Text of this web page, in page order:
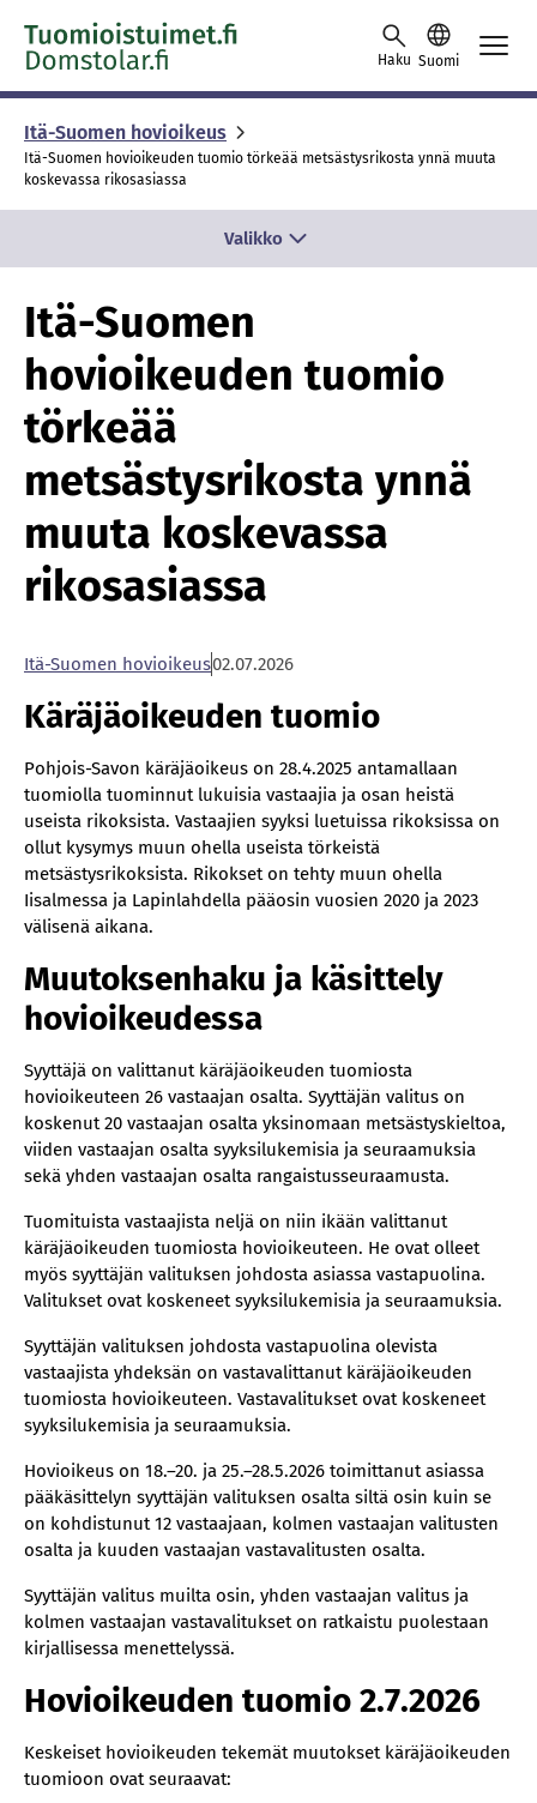
Skip to content -saavutettavuusohje
Haku Suomi
Itä-Suomen hovioikeus
Itä-Suomen hovioikeuden tuomio törkeää metsästysrikosta ynnä muuta
koskevassa rikosasiassa
Valikko
Itä-Suomen
hovioikeuden tuomio
törkeää
metsästysrikosta ynnä
muuta koskevassa
rikosasiassa
Itä-Suomen hovioikeus02.07.2026
Käräjäoikeuden tuomio
Pohjois-Savon käräjäoikeus on 28.4.2025 antamallaan
tuomiolla tuominnut lukuisia vastaajia ja osan heistä
useista rikoksista. Vastaajien syyksi luetuissa rikoksissa on
ollut kysymys muun ohella useista törkeistä
metsästysrikoksista. Rikokset on tehty muun ohella
Iisalmessa ja Lapinlahdella pääosin vuosien 2020 ja 2023
välisenä aikana.
Muutoksenhaku ja käsittely
hovioikeudessa
Syyttäjä on valittanut käräjäoikeuden tuomiosta
hovioikeuteen 26 vastaajan osalta. Syyttäjän valitus on
koskenut 20 vastaajan osalta yksinomaan metsästyskieltoa,
viiden vastaajan osalta syyksilukemisia ja seuraamuksia
sekä yhden vastaajan osalta rangaistusseuraamusta.
Tuomituista vastaajista neljä on niin ikään valittanut
käräjäoikeuden tuomiosta hovioikeuteen. He ovat olleet
myös syyttäjän valituksen johdosta asiassa vastapuolina.
Valitukset ovat koskeneet syyksilukemisia ja seuraamuksia.
Syyttäjän valituksen johdosta vastapuolina olevista
vastaajista yhdeksän on vastavalittanut käräjäoikeuden
tuomiosta hovioikeuteen. Vastavalitukset ovat koskeneet
syyksilukemisia ja seuraamuksia.
Hovioikeus on 18.–20. ja 25.–28.5.2026 toimittanut asiassa
pääkäsittelyn syyttäjän valituksen osalta siltä osin kuin se
on kohdistunut 12 vastaajaan, kolmen vastaajan valitusten
osalta ja kuuden vastaajan vastavalitusten osalta.
Syyttäjän valitus muilta osin, yhden vastaajan valitus ja
kolmen vastaajan vastavalitukset on ratkaistu puolestaan
kirjallisessa menettelyssä.
Hovioikeuden tuomio 2.7.2026
Keskeiset hovioikeuden tekemät muutokset käräjäoikeuden
tuomioon ovat seuraavat: